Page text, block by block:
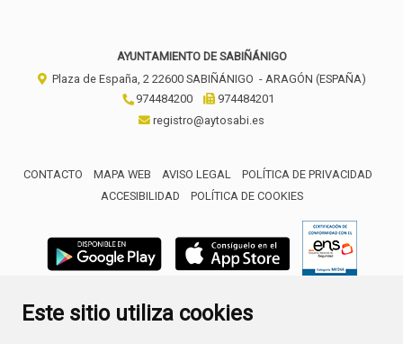
Este sitio utiliza cookies
AYUNTAMIENTO DE SABIÑÁNIGO
Plaza de España, 2 22600 SABIÑÁNIGO - ARAGÓN (ESPAÑA)
974484200
974484201
registro@aytosabi.es
CONTACTO MAPA WEB AVISO LEGAL
POLÍTICA DE PRIVACIDAD
ACCESIBILIDAD
POLÍTICA DE COOKIES